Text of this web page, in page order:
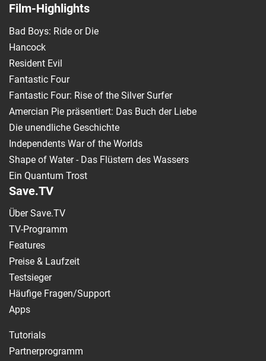
Film-Highlights
Bad Boys: Ride or Die
Hancock
Resident Evil
Fantastic Four
Fantastic Four: Rise of the Silver Surfer
Amercian Pie präsentiert: Das Buch der Liebe
Die unendliche Geschichte
Independents War of the Worlds
Shape of Water - Das Flüstern des Wassers
Ein Quantum Trost
Save.TV
Über Save.TV
TV-Programm
Features
Preise & Laufzeit
Testsieger
Häufige Fragen/Support
Apps
Tutorials
Partnerprogramm